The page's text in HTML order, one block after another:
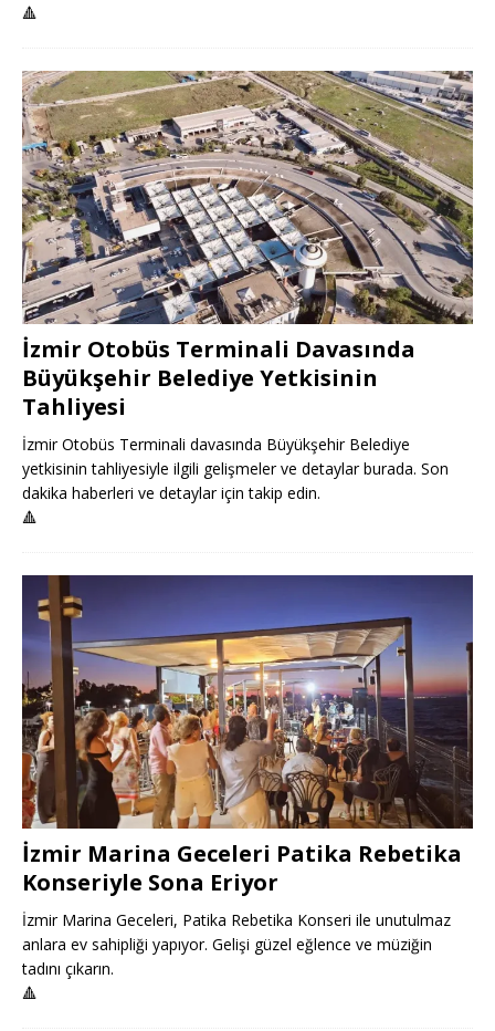
🔺
İzmir Otobüs Terminali Davasında
Büyükşehir Belediye Yetkisinin
Tahliyesi
İzmir Otobüs Terminali davasında Büyükşehir Belediye
yetkisinin tahliyesiyle ilgili gelişmeler ve detaylar burada. Son
dakika haberleri ve detaylar için takip edin.
🔺
İzmir Marina Geceleri Patika Rebetika
Konseriyle Sona Eriyor
İzmir Marina Geceleri, Patika Rebetika Konseri ile unutulmaz
anlara ev sahipliği yapıyor. Gelişi güzel eğlence ve müziğin
tadını çıkarın.
🔺